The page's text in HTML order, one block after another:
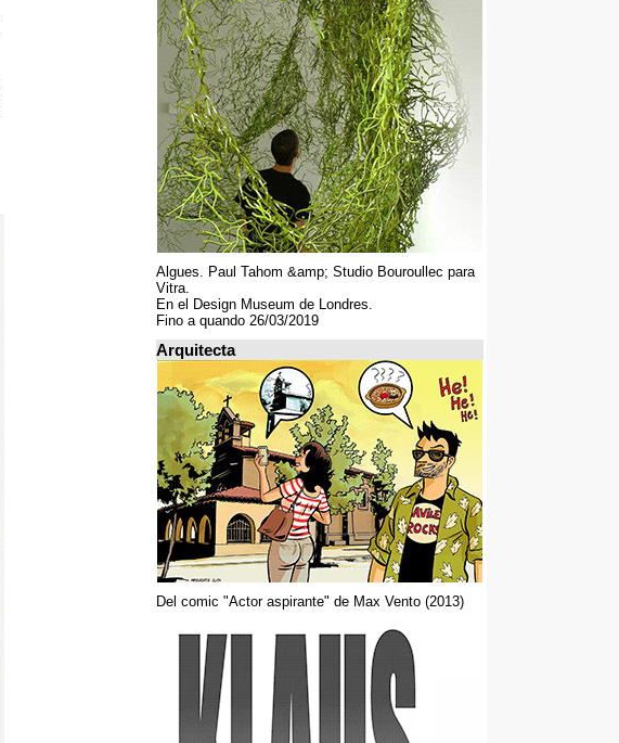
Algues. Paul Tahom &amp; Studio Bouroullec para
Vitra.
En el Design Museum de Londres.
Fino a quando 26/03/2019
Arquitecta
Del comic "Actor aspirante" de Max Vento (2013)